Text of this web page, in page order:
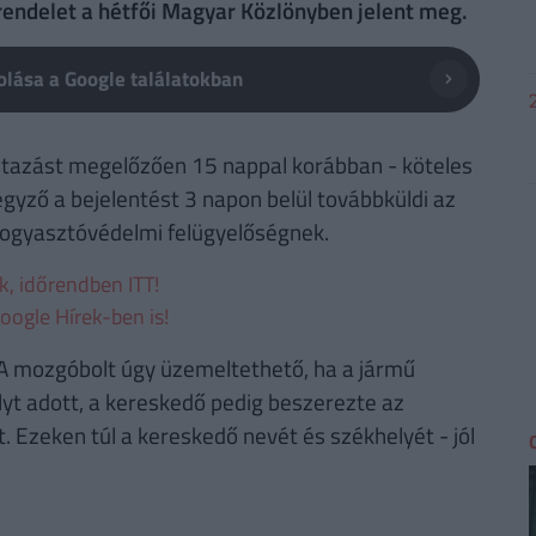
a hétfői Magyar Közlönyben jelent meg.
a Google találatokban
megelőzően 15 nappal korábban - köteles
a bejelentést 3 napon belül továbbküldi az
felügyelőségnek.
időrendben ITT!
Hírek-ben is!
úgy üzemeltethető, ha a jármű
adott, a kereskedő pedig beszerezte az
túl a kereskedő nevét és székhelyét - jól